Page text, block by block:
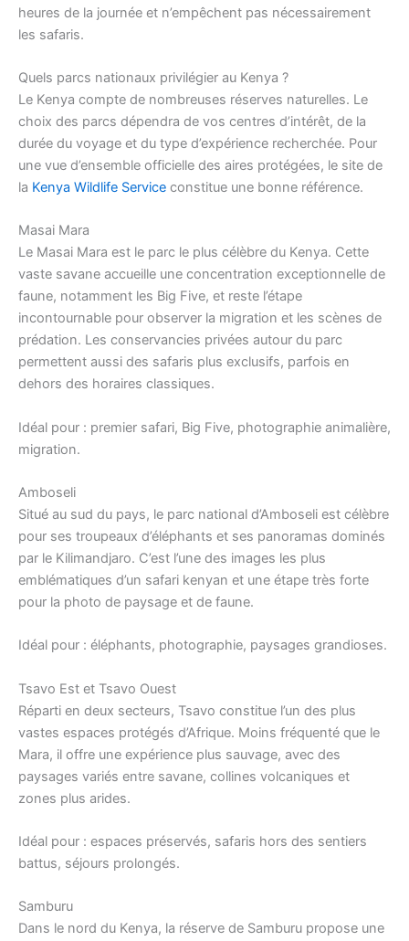
heures de la journée et n’empêchent pas nécessairement
les safaris.
Quels parcs nationaux privilégier au Kenya ?
Le Kenya compte de nombreuses réserves naturelles. Le
choix des parcs dépendra de vos centres d’intérêt, de la
durée du voyage et du type d’expérience recherchée. Pour
une vue d’ensemble officielle des aires protégées, le site de
la Kenya Wildlife Service constitue une bonne référence.
Masai Mara
Le Masai Mara est le parc le plus célèbre du Kenya. Cette
vaste savane accueille une concentration exceptionnelle de
faune, notamment les Big Five, et reste l’étape
incontournable pour observer la migration et les scènes de
prédation. Les conservancies privées autour du parc
permettent aussi des safaris plus exclusifs, parfois en
dehors des horaires classiques.
Idéal pour : premier safari, Big Five, photographie animalière,
migration.
Amboseli
Situé au sud du pays, le parc national d’Amboseli est célèbre
pour ses troupeaux d’éléphants et ses panoramas dominés
par le Kilimandjaro. C’est l’une des images les plus
emblématiques d’un safari kenyan et une étape très forte
pour la photo de paysage et de faune.
Idéal pour : éléphants, photographie, paysages grandioses.
Tsavo Est et Tsavo Ouest
Réparti en deux secteurs, Tsavo constitue l’un des plus
vastes espaces protégés d’Afrique. Moins fréquenté que le
Mara, il offre une expérience plus sauvage, avec des
paysages variés entre savane, collines volcaniques et
zones plus arides.
Idéal pour : espaces préservés, safaris hors des sentiers
battus, séjours prolongés.
Samburu
Dans le nord du Kenya, la réserve de Samburu propose une